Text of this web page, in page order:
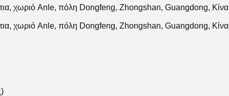
χωριό Anle, πόλη Dongfeng, Zhongshan, Guangdong, Κίνα
χωριό Anle, πόλη Dongfeng, Zhongshan, Guangdong, Κίνα